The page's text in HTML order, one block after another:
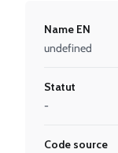
Name EN
undefined
Statut
-
Code source